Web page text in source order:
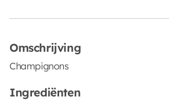
Omschrijving
Champignons
Ingrediënten